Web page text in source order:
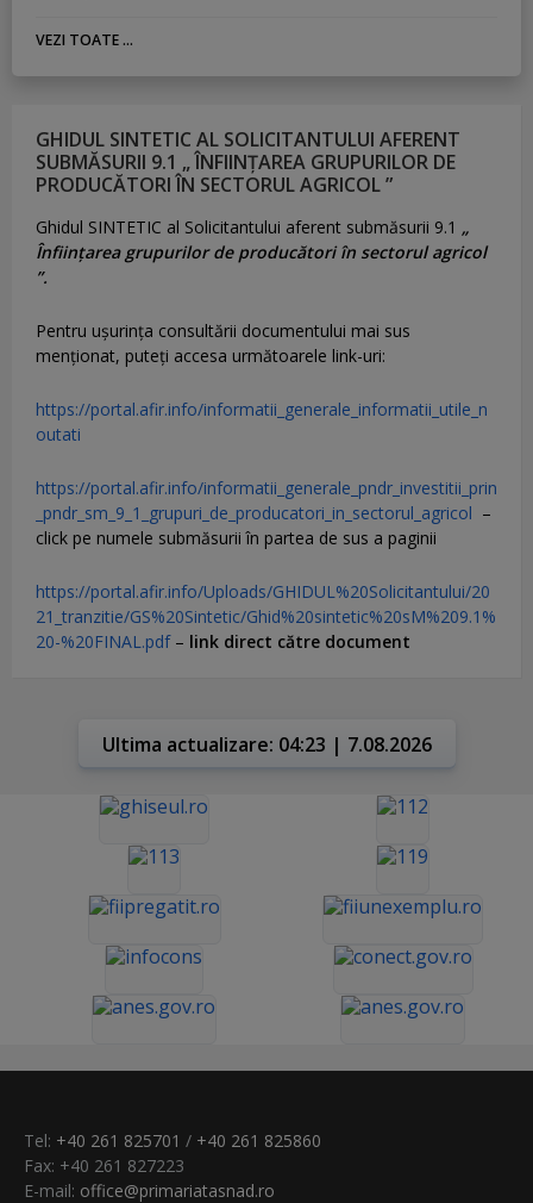
VEZI TOATE ...
GHIDUL SINTETIC AL SOLICITANTULUI AFERENT
SUBMĂSURII 9.1 „ ÎNFIINȚAREA GRUPURILOR DE
PRODUCĂTORI ÎN SECTORUL AGRICOL ”
Ghidul SINTETIC al Solicitantului aferent submăsurii 9.1 „
Înființarea grupurilor de producători în sectorul agricol
”.
Pentru uşurinţa consultării documentului mai sus
menţionat, puteţi accesa următoarele link-uri:
https://portal.afir.info/informatii_generale_informatii_utile_n
outati
https://portal.afir.info/informatii_generale_pndr_investitii_prin
_pndr_sm_9_1_grupuri_de_producatori_in_sectorul_agricol –
click pe numele submăsurii în partea de sus a paginii
https://portal.afir.info/Uploads/GHIDUL%20Solicitantului/20
21_tranzitie/GS%20Sintetic/Ghid%20sintetic%20sM%209.1%
20-%20FINAL.pdf– link direct către document
Ultima actualizare: 04:23 | 7.08.2026
Tel: +40 261 825701 / +40 261 825860
Fax: +40 261 827223
E-mail: office@primariatasnad.ro